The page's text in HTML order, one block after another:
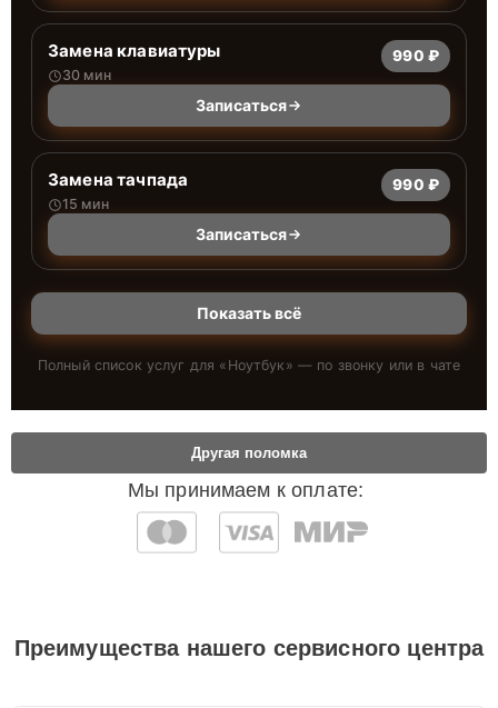
Замена клавиатуры
30 мин
990 ₽
Записаться
Замена тачпада
15 мин
990 ₽
Записаться
Показать всё
Полный список услуг для « Ноутбук » — по звонку или в чате
Мы принимаем к оплате:
Другая поломка
Преимущества нашего сервисного центра